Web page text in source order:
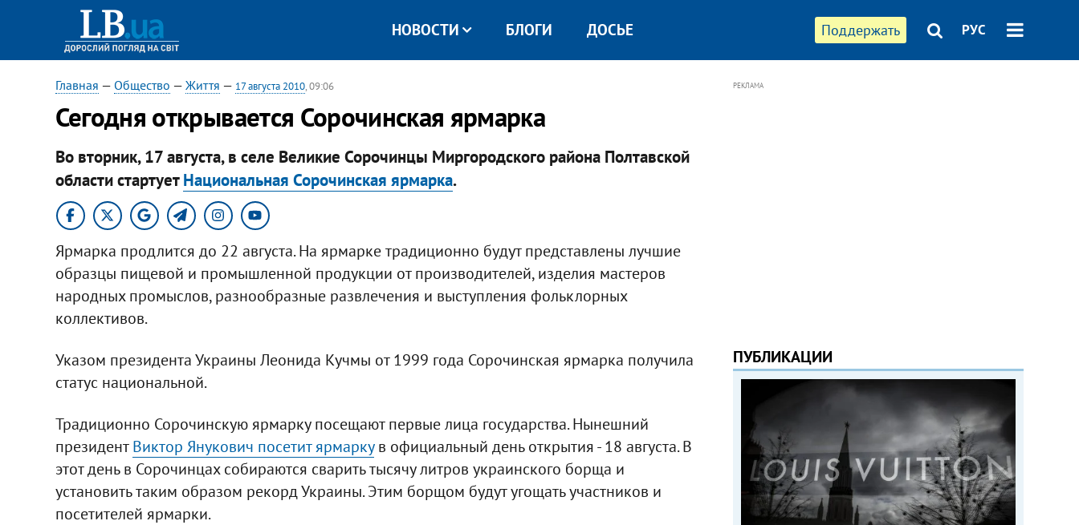
Поддержать РУС
НОВОСТИ БЛОГИ ДОСЬЕ
Главная — Общество — Життя — 17 августа 2010, 09:06
Сегодня открывается Сорочинская ярмарка
Во вторник, 17 августа, в селе Великие Сорочинцы Миргородского района Полтавской
области стартуетНациональная Сорочинская ярмарка.
Ярмарка продлится до 22 августа. На ярмарке традиционно будут представлены лучшие
образцы пищевой и промышленной продукции от производителей, изделия мастеров
народных промыслов, разнообразные развлечения и выступления фольклорных
коллективов.
Указом президента Украины Леонида Кучмы от 1999 года Сорочинская ярмарка получила
статус национальной.
Традиционно Сорочинскую ярмарку посещают первые лица государства. Нынешний
президентВиктор Янукович посетит ярмаркув официальный день открытия - 18 августа. В
этот день в Сорочинцах собираются сварить тысячу литров украинского борща и
установить таким образом рекорд Украины. Этим борщом будут угощать участников и
посетителей ярмарки.
РЕКЛАМА
ПУБЛИКАЦИИ